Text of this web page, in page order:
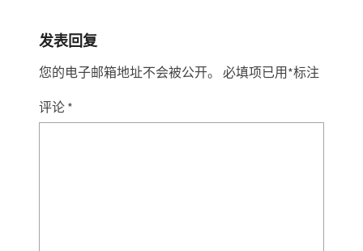
发表回复
您的电子邮箱地址不会被公开。 必填项已用*标注
评论 *